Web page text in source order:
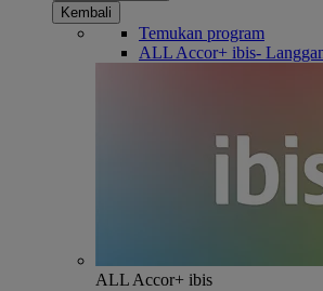
Kembali
Temukan program
ALL Accor+ ibis-
ALL Accor+ ibis